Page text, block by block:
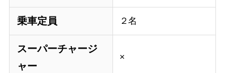
乗車定員 ２名
スーパーチャージ
ャー
×